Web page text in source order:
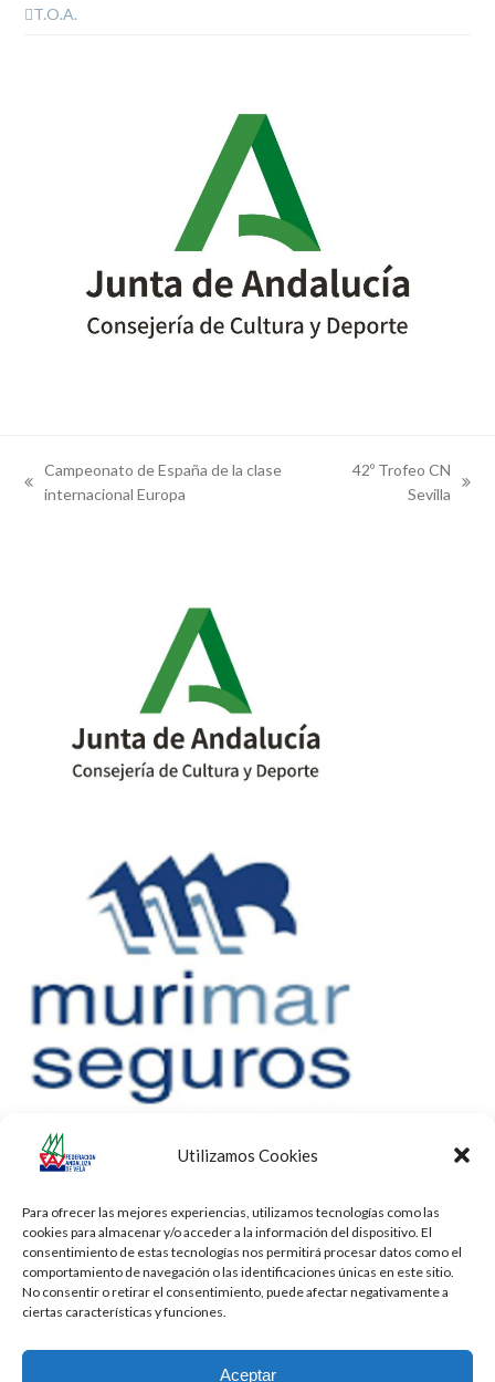
Utilizamos Cookies
Para ofrecer las mejores experiencias, utilizamos tecnologías como las
cookies para almacenar y/o acceder a la información del dispositivo. El
consentimiento de estas tecnologías nos permitirá procesar datos como el
comportamiento de navegación o las identificaciones únicas en este sitio.
No consentir o retirar el consentimiento, puede afectar negativamente a
ciertas características y funciones.
Aceptar
T.O.A.
previous
Campeonato de España de la clase
internacional Europa
42º Trofeo CN
Sevilla